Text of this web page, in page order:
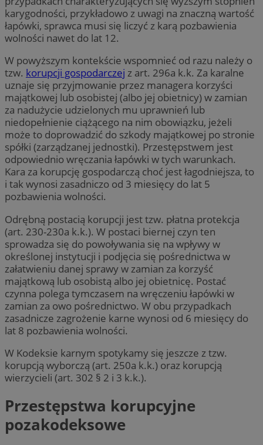
karygodności, przykładowo z uwagi na znaczną wartość
łapówki, sprawca musi się liczyć z karą pozbawienia
wolności nawet do lat 12.
W powyższym kontekście wspomnieć od razu należy o
tzw. korupcji gospodarczej z art. 296a k.k. Za karalne
uznaje się przyjmowanie przez managera korzyści
majątkowej lub osobistej (albo jej obietnicy) w zamian
za nadużycie udzielonych mu uprawnień lub
niedopełnienie ciążącego na nim obowiązku, jeżeli
może to doprowadzić do szkody majątkowej po stronie
spółki (zarządzanej jednostki). Przestępstwem jest
odpowiednio wręczania łapówki w tych warunkach.
Kara za korupcję gospodarczą choć jest łagodniejsza, to
i tak wynosi zasadniczo od 3 miesięcy do lat 5
pozbawienia wolności.
Odrębną postacią korupcji jest tzw. płatna protekcja
(art. 230-230a k.k.). W postaci biernej czyn ten
sprowadza się do powoływania się na wpływy w
określonej instytucji i podjęcia się pośrednictwa w
załatwieniu danej sprawy w zamian za korzyść
majątkową lub osobistą albo jej obietnicę. Postać
czynna polega tymczasem na wręczeniu łapówki w
zamian za owo pośrednictwo. W obu przypadkach
zasadnicze zagrożenie karne wynosi od 6 miesięcy do
lat 8 pozbawienia wolności.
W Kodeksie karnym spotykamy się jeszcze z tzw.
korupcją wyborczą (art. 250a k.k.) oraz korupcją
wierzycieli (art. 302 § 2 i 3 k.k.).
Przestępstwa korupcyjne
pozakodeksowe